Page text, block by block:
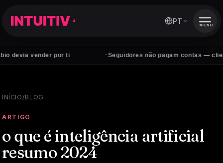
por ti Seguidores não pagam contas — clientes sim
PT MENU
INÍCIO/BLOG
ARTIGO
o que é inteligência artificial
resumo 2024